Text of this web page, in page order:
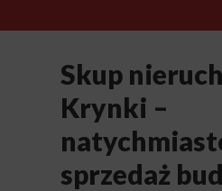
Skup
Krynki –
sprzedaż